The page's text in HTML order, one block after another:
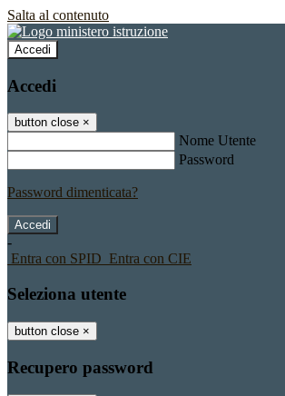
Salta al contenuto
Accedi
Accedi
button close ×
Nome Utente
Password
Password dimenticata?
-
Entra con SPID Entra con CIE
Seleziona utente
button close ×
Recupero password